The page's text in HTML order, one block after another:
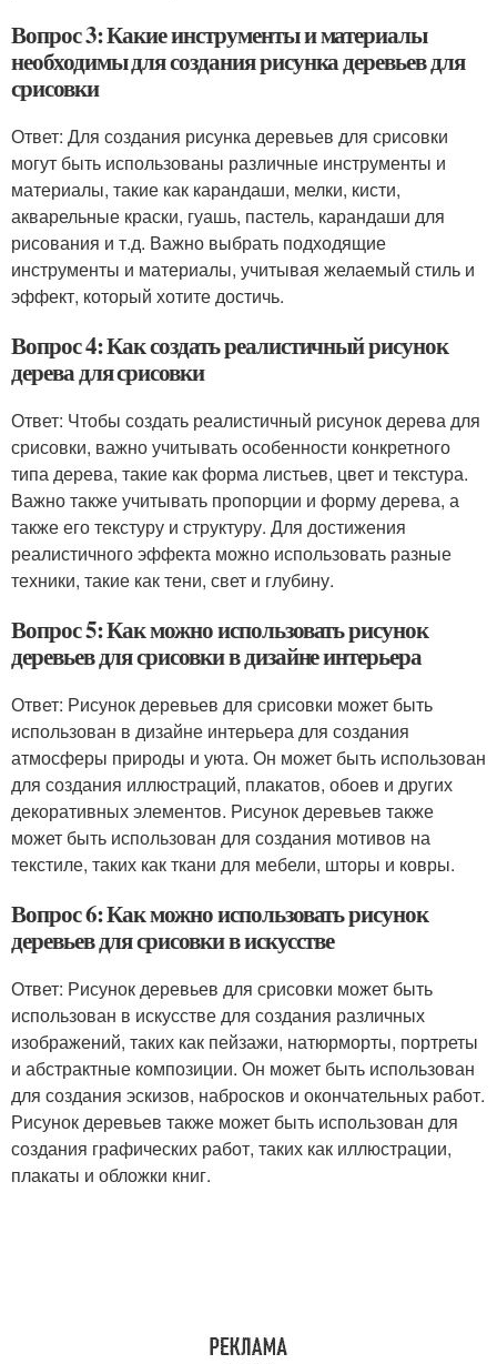
Вопрос 3: Какие инструменты и материалы
необходимы для создания рисунка деревьев для
срисовки
Ответ: Для создания рисунка деревьев для срисовки
могут быть использованы различные инструменты и
материалы, такие как карандаши, мелки, кисти,
акварельные краски, гуашь, пастель, карандаши для
рисования и т.д. Важно выбрать подходящие
инструменты и материалы, учитывая желаемый стиль и
эффект, который хотите достичь.
Вопрос 4: Как создать реалистичный рисунок
дерева для срисовки
Ответ: Чтобы создать реалистичный рисунок дерева для
срисовки, важно учитывать особенности конкретного
типа дерева, такие как форма листьев, цвет и текстура.
Важно также учитывать пропорции и форму дерева, а
также его текстуру и структуру. Для достижения
реалистичного эффекта можно использовать разные
техники, такие как тени, свет и глубину.
Вопрос 5: Как можно использовать рисунок
деревьев для срисовки в дизайне интерьера
Ответ: Рисунок деревьев для срисовки может быть
использован в дизайне интерьера для создания
атмосферы природы и уюта. Он может быть использован
для создания иллюстраций, плакатов, обоев и других
декоративных элементов. Рисунок деревьев также
может быть использован для создания мотивов на
текстиле, таких как ткани для мебели, шторы и ковры.
Вопрос 6: Как можно использовать рисунок
деревьев для срисовки в искусстве
Ответ: Рисунок деревьев для срисовки может быть
использован в искусстве для создания различных
изображений, таких как пейзажи, натюрморты, портреты
и абстрактные композиции. Он может быть использован
для создания эскизов, набросков и окончательных работ.
Рисунок деревьев также может быть использован для
создания графических работ, таких как иллюстрации,
плакаты и обложки книг.